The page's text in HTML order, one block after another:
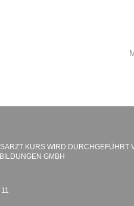
KURS WIRD DURCHGEFÜHRT
GMBH